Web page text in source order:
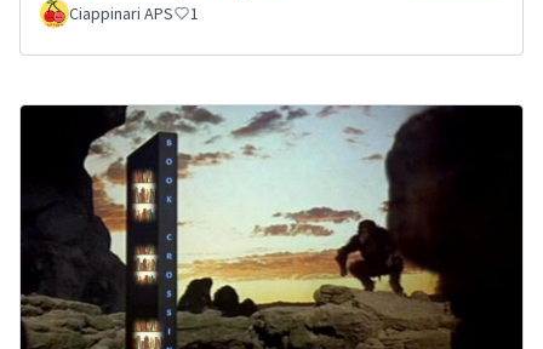
Ciappinari APS
1